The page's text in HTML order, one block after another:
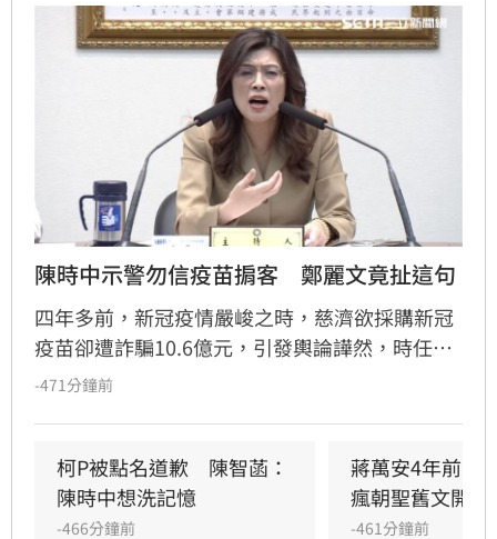
陳時中示警勿信疫苗掮客　鄭麗文竟扯這句
四年多前，新冠疫情嚴峻之時，慈濟欲採購新冠
疫苗卻遭詐騙10.6億元，引發輿論譁然，時任衛
福部長的行政院政委陳時中當年曾示警，有疫苗
人也為他抱不平。國民黨主席鄭麗文今（7）日
接受資深媒體人黃光芹訪問時則稱，陳時中與時
任行政院長蘇貞昌才應該要下跪道歉。
-471分鐘前
柯P被點名道歉　陳智菡：
陳時中想洗記憶
-466分鐘前
蔣萬安4年前嗆
瘋朝聖舊文開酸
-461分鐘前